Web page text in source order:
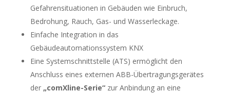
Gefahrensituationen in Gebäuden wie Einbruch,
Bedrohung, Rauch, Gas- und Wasserleckage.
Einfache Integration in das
Gebäudeautomationssystem KNX
Eine Systemschnittstelle (ATS) ermöglicht den
Anschluss eines externen ABB-Übertragungsgerätes
der „comXline-Serie“zur Anbindung an eine